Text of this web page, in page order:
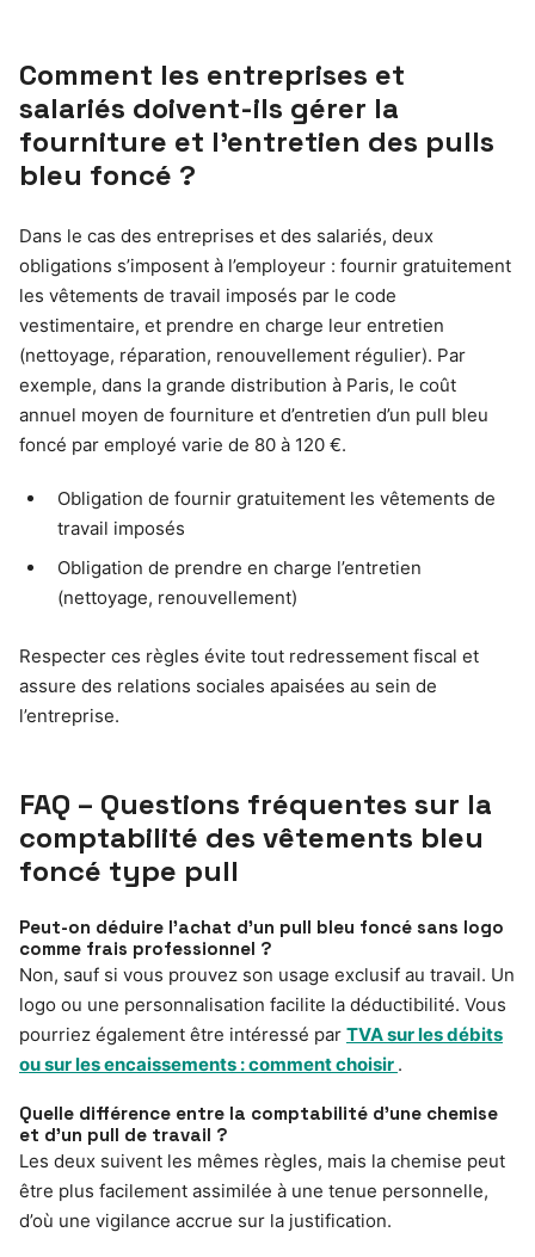
Comment les entreprises et
salariés doivent-ils gérer la
fourniture et l’entretien des pulls
bleu foncé ?
Dans le cas des entreprises et des salariés, deux
obligations s’imposent à l’employeur : fournir gratuitement
les vêtements de travail imposés par le code
vestimentaire, et prendre en charge leur entretien
(nettoyage, réparation, renouvellement régulier). Par
exemple, dans la grande distribution à Paris, le coût
annuel moyen de fourniture et d’entretien d’un pull bleu
foncé par employé varie de 80 à 120 €.
Obligation de fournir gratuitement les vêtements de
travail imposés
Obligation de prendre en charge l’entretien
(nettoyage, renouvellement)
Respecter ces règles évite tout redressement fiscal et
assure des relations sociales apaisées au sein de
l’entreprise.
FAQ – Questions fréquentes sur la
comptabilité des vêtements bleu
foncé type pull
Peut-on déduire l’achat d’un pull bleu foncé sans logo
comme frais professionnel ?
Non, sauf si vous prouvez son usage exclusif au travail. Un
logo ou une personnalisation facilite la déductibilité. Vous
pourriez également être intéressé par TVA sur les débits
ou sur les encaissements : comment choisir .
Quelle différence entre la comptabilité d’une chemise
et d’un pull de travail ?
Les deux suivent les mêmes règles, mais la chemise peut
être plus facilement assimilée à une tenue personnelle,
d’où une vigilance accrue sur la justification.